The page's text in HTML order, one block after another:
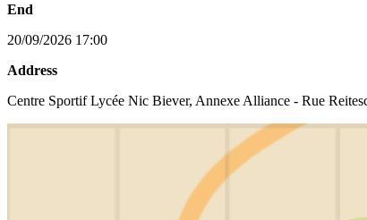
End
20/09/2026 17:00
Address
Centre Sportif Lycée Nic Biever, Annexe Alliance - Rue